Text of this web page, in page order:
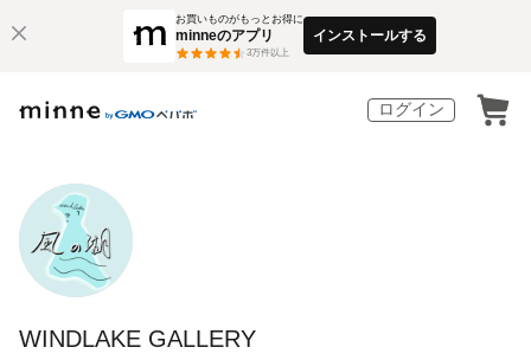
お買いものがもっとお得に
minneのアプリ
3万件以上
インストールする
ログイン
WINDLAKE GALLERY